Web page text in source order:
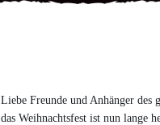
Liebe Freunde und Anhänger des
das Weihnachtsfest ist nun lange